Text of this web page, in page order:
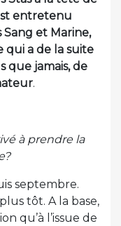
entretenu
et Marine,
qui a de la suite
que jamais, de
.
à prendre la
septembre.
tôt. A la base,
qu’à l’issue de